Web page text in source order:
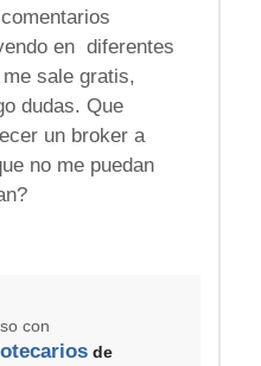
en diferentes
sale gratis,
dudas. Que
un broker a
no me puedan
con
de